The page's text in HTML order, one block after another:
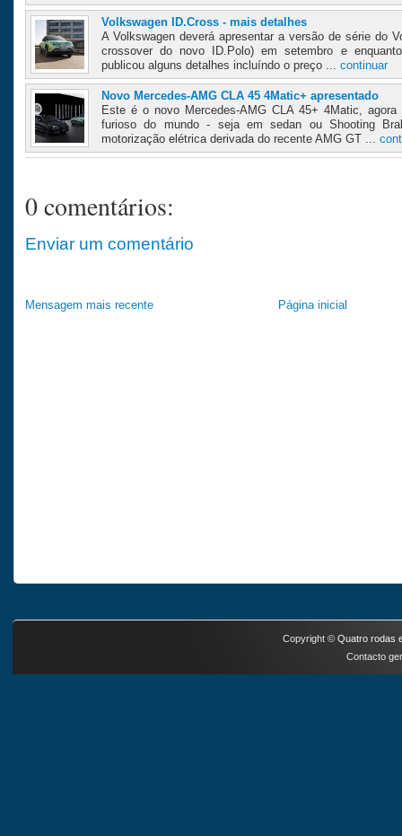
Volkswagen ID.Cross - mais detalhes
A Volkswagen deverá apresentar a versão de série do
crossover do novo ID.Polo) em setembro e
publicou alguns detalhes incluíndo o preço ... continuar
Novo Mercedes-AMG CLA 45 4Matic+ apresentado
Este é o novo Mercedes-AMG CLA 45+ 4Matic,
furioso do mundo - seja em sedan ou Shooting
motorização elétrica derivada do recente AMG GT ...
0 comentários:
Enviar um comentário
Mensagem mais recente Página inicial
Copyright © Quatro rodas
Contacto